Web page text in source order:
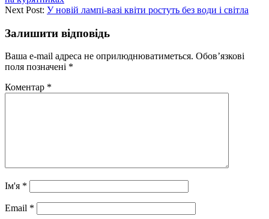
Next Post: У новій лампі-вазі квіти ростуть без води і світла
Залишити відповідь
Ваша e-mail адреса не оприлюднюватиметься. Обов’язкові
поля позначені *
Коментар *
Ім'я *
Email *